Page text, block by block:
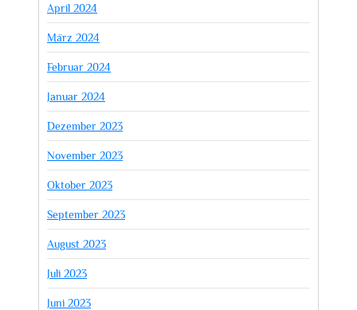
April 2024
März 2024
Februar 2024
Januar 2024
Dezember 2023
November 2023
Oktober 2023
September 2023
August 2023
Juli 2023
Juni 2023